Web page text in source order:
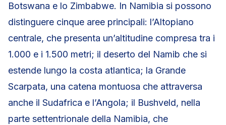
Botswana e lo Zimbabwe. In Namibia si possono
distinguere cinque aree principali: l’Altopiano
centrale, che presenta un’altitudine compresa tra i
1.000 e i 1.500 metri; il deserto del Namib che si
estende lungo la costa atlantica; la Grande
Scarpata, una catena montuosa che attraversa
anche il Sudafrica e l’Angola; il Bushveld, nella
parte settentrionale della Namibia, che